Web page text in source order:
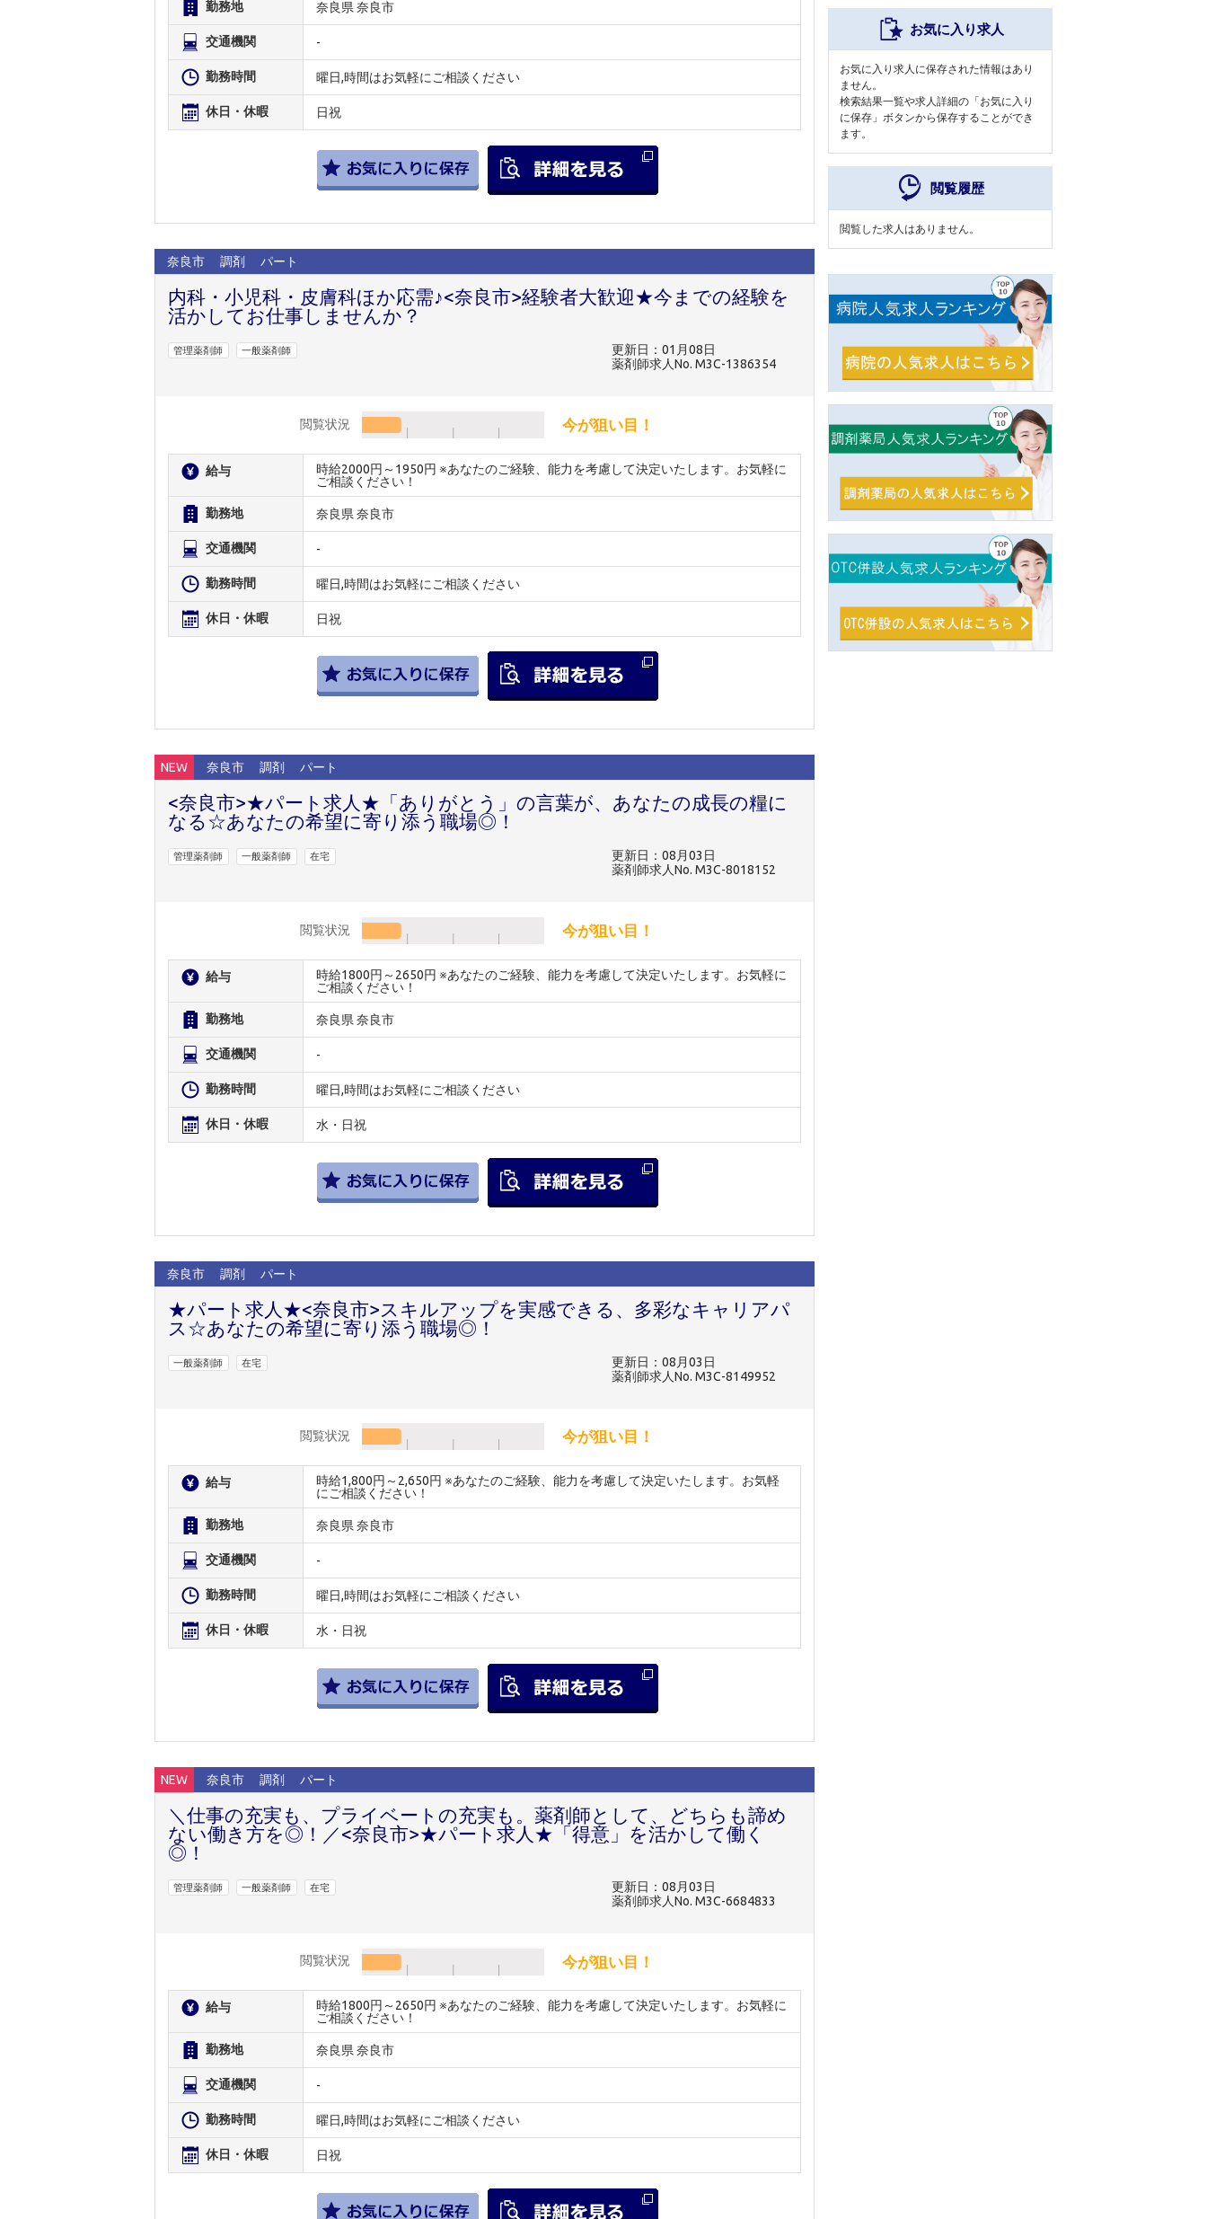
勤務地 奈良県 奈良市
交通機関 -
勤務時間 曜日,時間はお気軽にご相談ください
休日・休暇 日祝
奈良市 調剤 パート
内科・小児科・皮膚科ほか応需♪<奈良市>経験者大歓迎★今までの経験を
活かしてお仕事しませんか？
管理薬剤師 一般薬剤師
更新日：01月08日
薬剤師求人No. M3C-1386354
閲覧状況 今が狙い目！
給与
時給2000円～1950円 ※あなたのご経験、能力を考慮して決定いたします。お気軽に
ご相談ください！
勤務地 奈良県 奈良市
交通機関 -
勤務時間 曜日,時間はお気軽にご相談ください
休日・休暇 日祝
NEW 奈良市 調剤 パート
<奈良市>★パート求人★「ありがとう」の言葉が、あなたの成長の糧に
なる☆あなたの希望に寄り添う職場◎！
管理薬剤師 一般薬剤師 在宅
更新日：08月03日
薬剤師求人No. M3C-8018152
閲覧状況 今が狙い目！
給与
時給1800円～2650円 ※あなたのご経験、能力を考慮して決定いたします。お気軽に
ご相談ください！
勤務地 奈良県 奈良市
交通機関 -
勤務時間 曜日,時間はお気軽にご相談ください
休日・休暇 水・日祝
奈良市 調剤 パート
★パート求人★<奈良市>スキルアップを実感できる、多彩なキャリアパ
ス☆あなたの希望に寄り添う職場◎！
一般薬剤師 在宅
更新日：08月03日
薬剤師求人No. M3C-8149952
閲覧状況 今が狙い目！
給与
時給1,800円～2,650円 ※あなたのご経験、能力を考慮して決定いたします。お気軽
にご相談ください！
勤務地 奈良県 奈良市
交通機関 -
勤務時間 曜日,時間はお気軽にご相談ください
休日・休暇 水・日祝
NEW 奈良市 調剤 パート
＼仕事の充実も、プライベートの充実も。薬剤師として、どちらも諦め
ない働き方を◎！／<奈良市>★パート求人★「得意」を活かして働く
◎！
管理薬剤師 一般薬剤師 在宅
更新日：08月03日
薬剤師求人No. M3C-6684833
閲覧状況 今が狙い目！
給与
時給1800円～2650円 ※あなたのご経験、能力を考慮して決定いたします。お気軽に
ご相談ください！
勤務地 奈良県 奈良市
交通機関 -
勤務時間 曜日,時間はお気軽にご相談ください
休日・休暇 日祝
お気に入り求人
お気に入り求人に保存された情報はあり
ません。
検索結果一覧や求人詳細の「お気に入り
に保存」ボタンから保存することができ
ます。
閲覧履歴
閲覧した求人はありません。